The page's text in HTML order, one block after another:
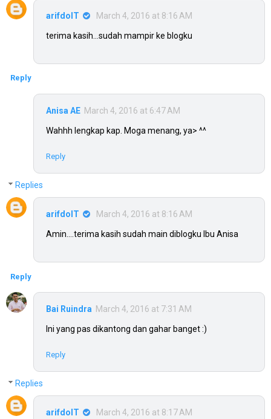
arifdoIT March 4, 2016 at 8:16 AM
terima kasih...sudah mampir ke blogku
Reply
Anisa AE March 4, 2016 at 6:47 AM
Wahhh lengkap kap. Moga menang, ya> ^^
Reply
Replies
arifdoIT March 4, 2016 at 8:16 AM
Amin....terima kasih sudah main diblogku Ibu Anisa
Reply
Bai Ruindra March 4, 2016 at 7:31 AM
Ini yang pas dikantong dan gahar banget :)
Reply
Replies
arifdoIT March 4, 2016 at 8:17 AM